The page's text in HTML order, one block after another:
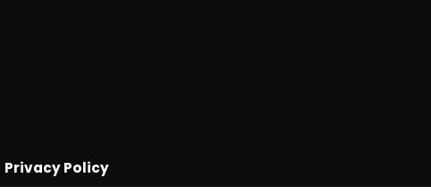
Privacy Policy